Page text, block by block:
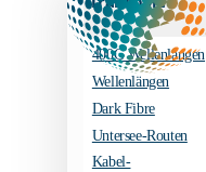
400G Wellenlängen
Wellenlängen
Dark Fibre
Untersee-Routen
Kabel-